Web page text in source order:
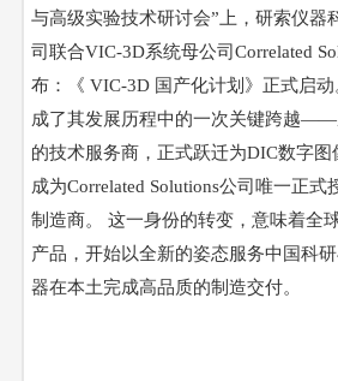
与高级实验技术研讨会”上，研索仪器
司联合VIC-3D系统母公司Correlated
布 ： 《 VIC-3D 国产化计划》正式启
成了其发展历程中的一次关键跨越
的技术服务商，正式跃迁为DIC数字图
成为Correlated Solutions公司唯一正
制造商。 这一身份的转变，意味着全
产品，开始以全新的姿态服务中国科
器在本土完成高品质的制造交付。